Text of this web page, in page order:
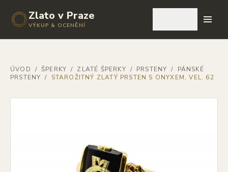
Zlato v Praze
VÝKUP & OCENĚNÍ
ÚVOD / ŠPERKY / ZLATÉ ŠPERKY / PRSTENY /
PÁNSKÉ
PRSTENY / STAROŽITNÝ ZLATÝ PRSTEN S ONYXEM, VEL. 62